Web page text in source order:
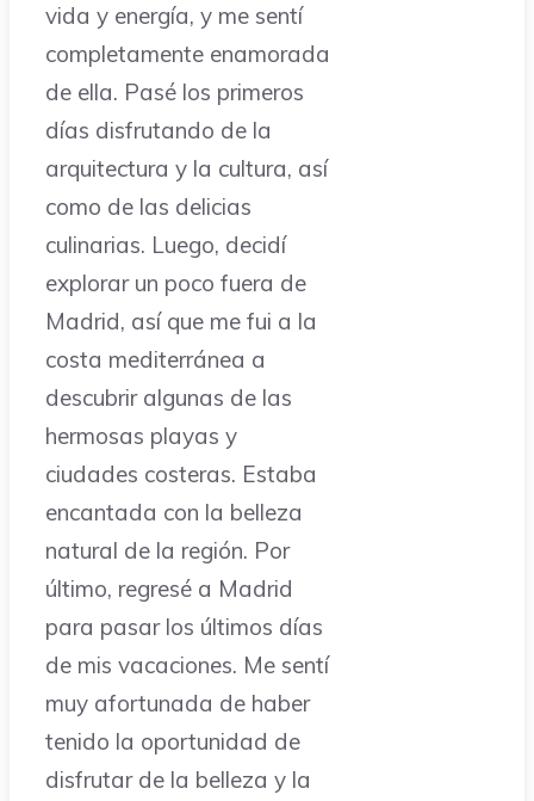
vida y energía, y me sentí
completamente enamorada
de ella. Pasé los primeros
días disfrutando de la
arquitectura y la cultura, así
como de las delicias
culinarias. Luego, decidí
explorar un poco fuera de
Madrid, así que me fui a la
costa mediterránea a
descubrir algunas de las
hermosas playas y
ciudades costeras. Estaba
encantada con la belleza
natural de la región. Por
último, regresé a Madrid
para pasar los últimos días
de mis vacaciones. Me sentí
muy afortunada de haber
tenido la oportunidad de
disfrutar de la belleza y la